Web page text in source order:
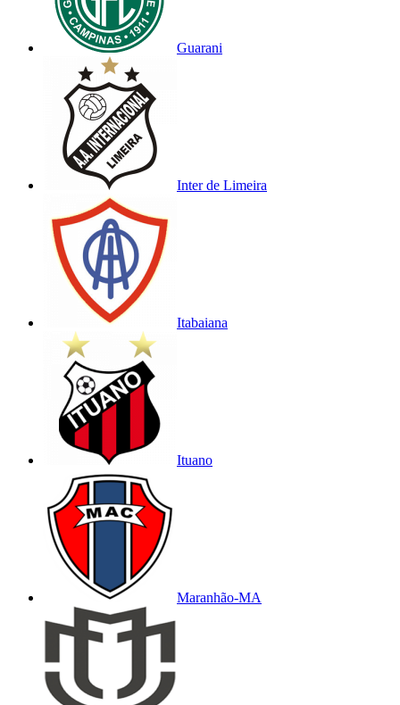
Guarani
Inter de Limeira
Itabaiana
Ituano
Maranhão-MA